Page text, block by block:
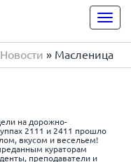
Новости » Масленица
на дорожно-
2111 и 2411 прошло
вкусом и весельем!
кураторам
преподаватели и